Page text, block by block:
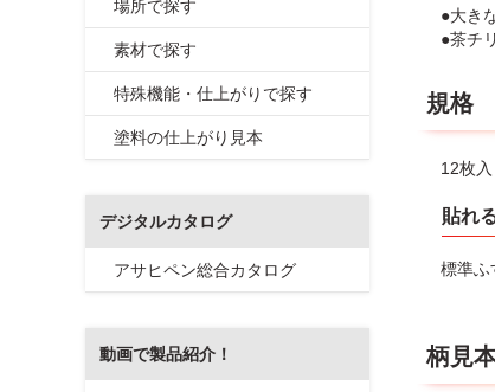
●大き
●茶チ
規格
12枚
貼れ
標準ふ
柄見
場所で探す
素材で探す
特殊機能・仕上がりで探す
塗料の仕上がり見本
デジタルカタログ
アサヒペン総合カタログ
動画で製品紹介！